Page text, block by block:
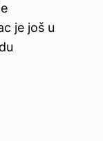
je još u